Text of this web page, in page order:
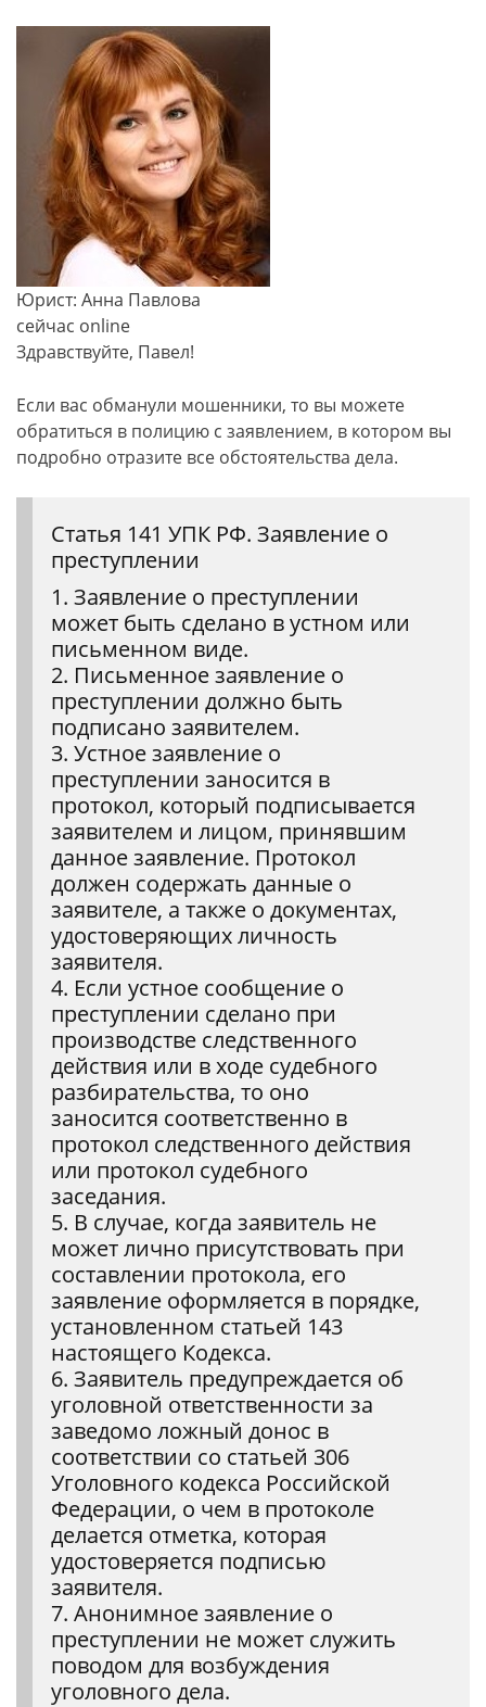
Юрист: Анна Павлова
сейчас online
Здравствуйте, Павел!
Если вас обманули мошенники, то вы можете
обратиться в полицию с заявлением, в котором вы
подробно отразите все обстоятельства дела.
Статья 141 УПК РФ. Заявление о
преступлении
1. Заявление о преступлении
может быть сделано в устном или
письменном виде.
2. Письменное заявление о
преступлении должно быть
подписано заявителем.
3. Устное заявление о
преступлении заносится в
протокол, который подписывается
заявителем и лицом, принявшим
данное заявление. Протокол
должен содержать данные о
заявителе, а также о документах,
удостоверяющих личность
заявителя.
4. Если устное сообщение о
преступлении сделано при
производстве следственного
действия или в ходе судебного
разбирательства, то оно
заносится соответственно в
протокол следственного действия
или протокол судебного
заседания.
5. В случае, когда заявитель не
может лично присутствовать при
составлении протокола, его
заявление оформляется в порядке,
установленном статьей 143
настоящего Кодекса.
6. Заявитель предупреждается об
уголовной ответственности за
заведомо ложный донос в
соответствии со статьей 306
Уголовного кодекса Российской
Федерации, о чем в протоколе
делается отметка, которая
удостоверяется подписью
заявителя.
7. Анонимное заявление о
преступлении не может служить
поводом для возбуждения
уголовного дела.